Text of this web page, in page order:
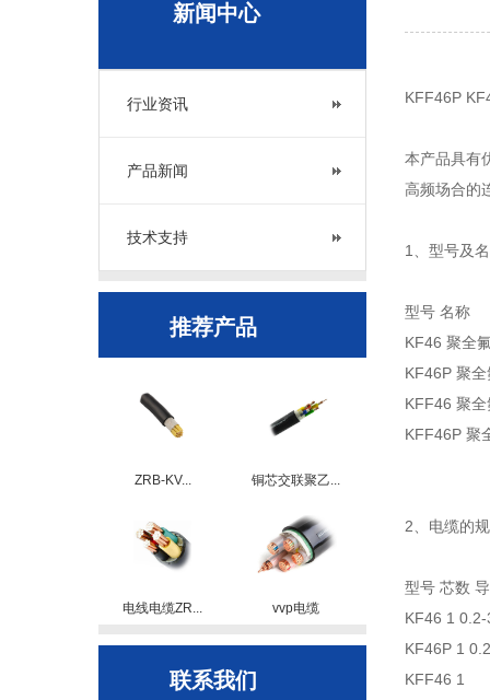
新闻中心
行业资讯
产品新闻
技术支持
推荐产品
ZRB-KV... 铜芯交联聚乙...
电线电缆ZR... vvp电缆
联系我们
KFF46P
本产品具有
高频场合的
1、型号及
型号 名称
KF46 聚全
KF46P 聚
KFF46 聚
KFF46P 聚
2、电缆的
型号 芯数
KF46 1 0.2-
KF46P 1
KFF46 1